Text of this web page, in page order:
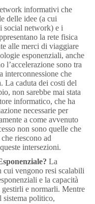
informativi che
delle idee (a cui
social network) e i
la rete fisica
alle merci di viaggiare
esponenziali, anche
l’accelerazione sono tra
interconnessione che
La caduta dei costi del
non sarebbe mai stata
informatico, che ha
necessarie per
a come avvenuto
non sono quelle che
riescono ad
intersezioni.
La
cui vengono resi scalabili
e la capacità
e normarli. Mentre
sistema politico,